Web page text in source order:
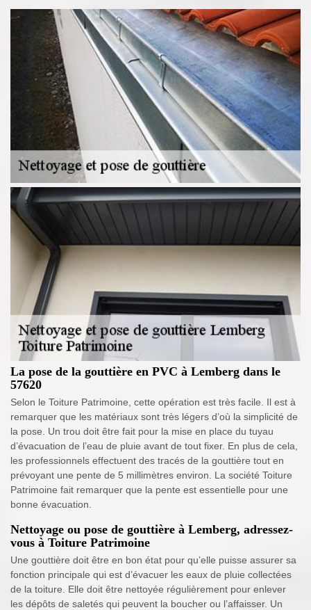
La pose de la gouttière en PVC à Lemberg dans le
57620
Selon le Toiture Patrimoine, cette opération est très facile. Il est à
remarquer que les matériaux sont très légers d’où la simplicité de
la pose. Un trou doit être fait pour la mise en place du tuyau
d’évacuation de l’eau de pluie avant de tout fixer. En plus de cela,
les professionnels effectuent des tracés de la gouttière tout en
prévoyant une pente de 5 millimètres environ. La société Toiture
Patrimoine fait remarquer que la pente est essentielle pour une
bonne évacuation.
Nettoyage ou pose de gouttière à Lemberg, adressez-
vous à Toiture Patrimoine
Une gouttière doit être en bon état pour qu’elle puisse assurer sa
fonction principale qui est d’évacuer les eaux de pluie collectées
de la toiture. Elle doit être nettoyée régulièrement pour enlever
les dépôts de saletés qui peuvent la boucher ou l’affaisser. Un